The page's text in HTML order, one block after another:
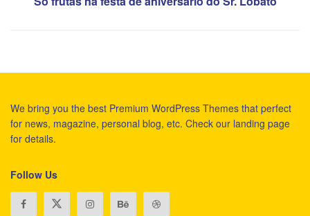
We bring you the best Premium WordPress Themes that perfect
for news, magazine, personal blog, etc. Check our landing page
for details.
Follow Us